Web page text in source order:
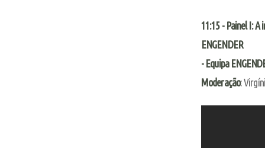
11:15 - Painel I:
ENGENDER
- Equipa
Moderação: